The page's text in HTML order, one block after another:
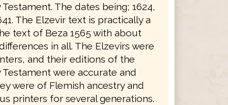
The dates being; 1624,
The Elzevir text is practically a
text of Beza 1565 with about
in all. The Elzevirs were
and their editions of the
Testament were accurate and
were of Flemish ancestry and
printers for several generations.